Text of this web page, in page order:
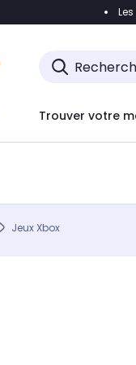
Accéder
Trouver votre
Jeux Xbox